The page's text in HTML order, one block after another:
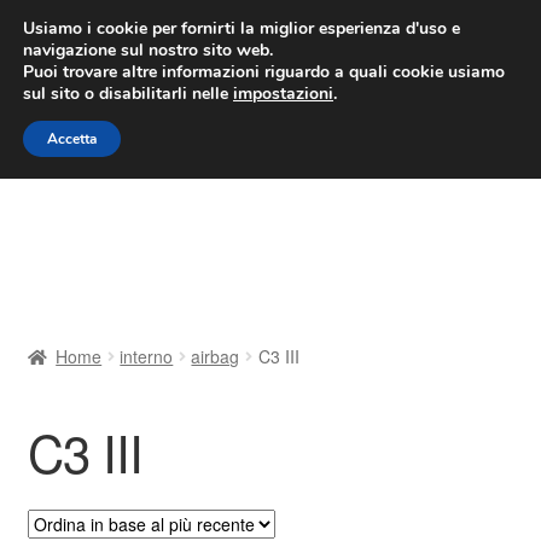
CONSEGNA da 7 EUR
Lun-Ven 9:00 - 16:00/800 580 290
Vai
alla
navigazione
Vai
al
contenuto
Contatto
Il mio account
Home interno airbag C3 III
C3 III
Usiamo i cookie per fornirti la miglior esperienza d'uso e
navigazione sul nostro sito web.
Puoi trovare altre informazioni riguardo a quali cookie usiamo
sul sito o disabilitarli nelle impostazioni.
Accetta